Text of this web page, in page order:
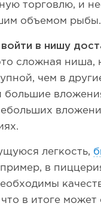
торговлю, и
объемом рыбы.
в нишу
сложная ниша,
чем в
большие
легкость,
в
что в итоге